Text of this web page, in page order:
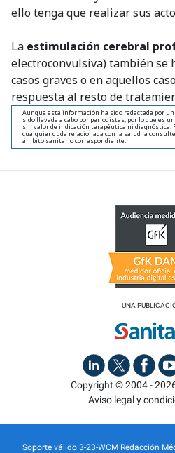
ello tenga que realizar sus
La estimulación cerebral
electroconvulsiva) también se
casos graves o en aquellos
respuesta al resto de
Aunque esta información ha sido redactada por
sido llevada a cabo por periodistas, por lo que es
sin valor de indicación terapéutica ni diagnóstica.
cualquier duda relacionada con la salud la
ámbito sanitario correspondiente.
UNA
Copyright © 2004 -
Aviso legal y
Soporte válido 3-23-WCM Redacción